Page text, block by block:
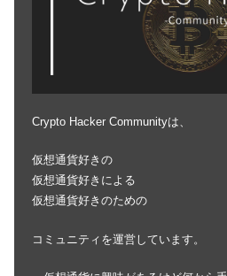
Crypto Hacker Communityは、
仮想通貨好きの
仮想通貨好きによる
仮想通貨好きのための
コミュニティを運営しています。